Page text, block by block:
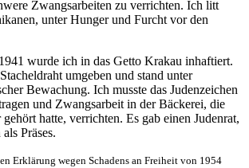
Zwangsarbeiten zu verrichten. Ich litt
unter Hunger und Furcht vor den
wurde ich in das Getto Krakau inhaftiert.
umgeben und stand unter
Bewachung. Ich musste das Judenzeichen
und Zwangsarbeit in der Bäckerei, die
hatte, verrichten. Es gab einen Judenrat,
Präses.
Erklärung wegen Schadens an Freiheit von 1954